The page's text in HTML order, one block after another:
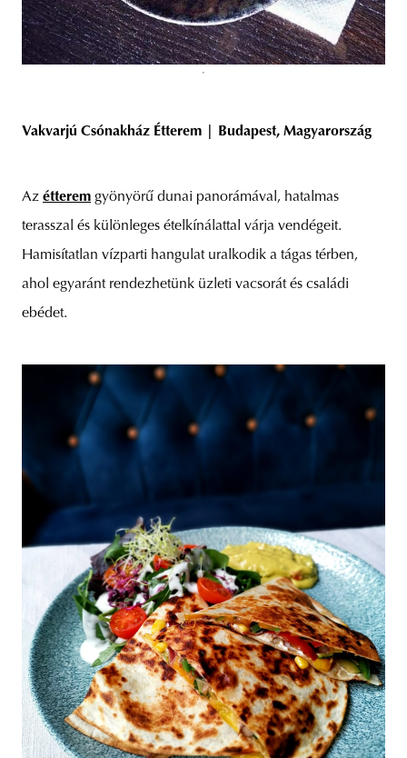
Vakvarjú Csónakház Étterem | Budapest, Magyarország
Az étterem gyönyörű dunai panorámával, hatalmas
terasszal és különleges ételkínálattal várja vendégeit.
Hamisítatlan vízparti hangulat uralkodik a tágas térben,
ahol egyaránt rendezhetünk üzleti vacsorát és családi
ebédet.